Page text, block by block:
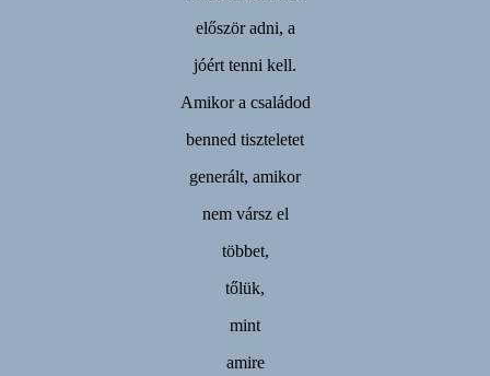
először adni, a
jóért tenni kell.
Amikor a családod
benned tiszteletet
generált, amikor
nem vársz el
többet,
tőlük,
mint
amire